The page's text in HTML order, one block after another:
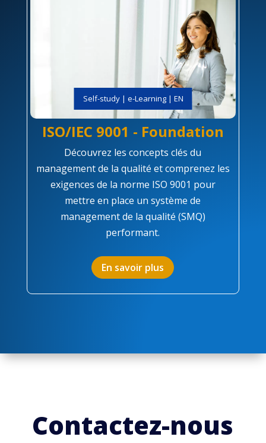
Self-study | e-Learning | EN
ISO/IEC 9001 - Foundation
Découvrez les concepts clés du
management de la qualité et comprenez les
exigences de la norme ISO 9001 pour
mettre en place un système de
management de la qualité (SMQ)
performant.
En savoir plus
Contactez-nous